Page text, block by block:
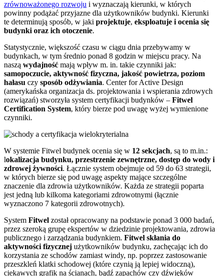
zrównoważonego rozwoju i wyznaczają kierunki, w których
powinny podążać przyjazne dla użytkowników budynki. Kierunki
te determinują sposób, w jaki projektuje, eksploatuje i ocenia się
budynki oraz ich otoczenie.
Statystycznie, większość czasu w ciągu dnia przebywamy w
budynkach, w tym średnio ponad 8 godzin w miejscu pracy. Na
naszą wydajność mają wpływ m. in. takie czynniki jak:
samopoczucie, aktywność fizyczna, jakość powietrza, poziom
hałasu czy sposób odżywiania. Center for Active Design
(amerykańska organizacja ds. projektowania i wspierania zdrowych
rozwiązań) stworzyła system certyfikacji budynków – Fitwel
Certification System, który bierze pod uwagę wyżej wymienione
czynniki.
W systemie Fitwel budynek ocenia się w 12 sekcjach, są to m.in.:
lokalizacja budynku, przestrzenie zewnętrzne, dostęp do wody i
zdrowej żywności. Łącznie system obejmuje od 59 do 63 strategii,
w których bierze się pod uwagę aspekty mające szczególne
znaczenie dla zdrowia użytkowników. Każda ze strategii poparta
jest jedną lub kilkoma kategoriami zdrowotnymi (łącznie
wyznaczono 7 kategorii zdrowotnych).
System Fitwel został opracowany na podstawie ponad 3 000 badań,
przez szeroką grupę ekspertów w dziedzinie projektowania, zdrowia
publicznego i zarządzania budynkiem. Fitwel skłania do
aktywności fizycznej użytkowników budynku, zachęcając ich do
korzystania ze schodów zamiast windy, np. poprzez zastosowanie
przeszkleń klatki schodowej (które czynią ją lepiej widoczną),
ciekawych grafik na ścianach, bądź zapachów czy dźwięków